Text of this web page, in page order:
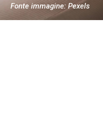
Fonte immagine: Pexels